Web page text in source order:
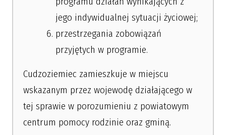
jego indywidualnej sytuacji życiowej;
przestrzegania zobowiązań
przyjętych w programie.
Cudzoziemiec zamieszkuje w miejscu
wskazanym przez wojewodę działającego w
tej sprawie w porozumieniu z powiatowym
centrum pomocy rodzinie oraz gminą.